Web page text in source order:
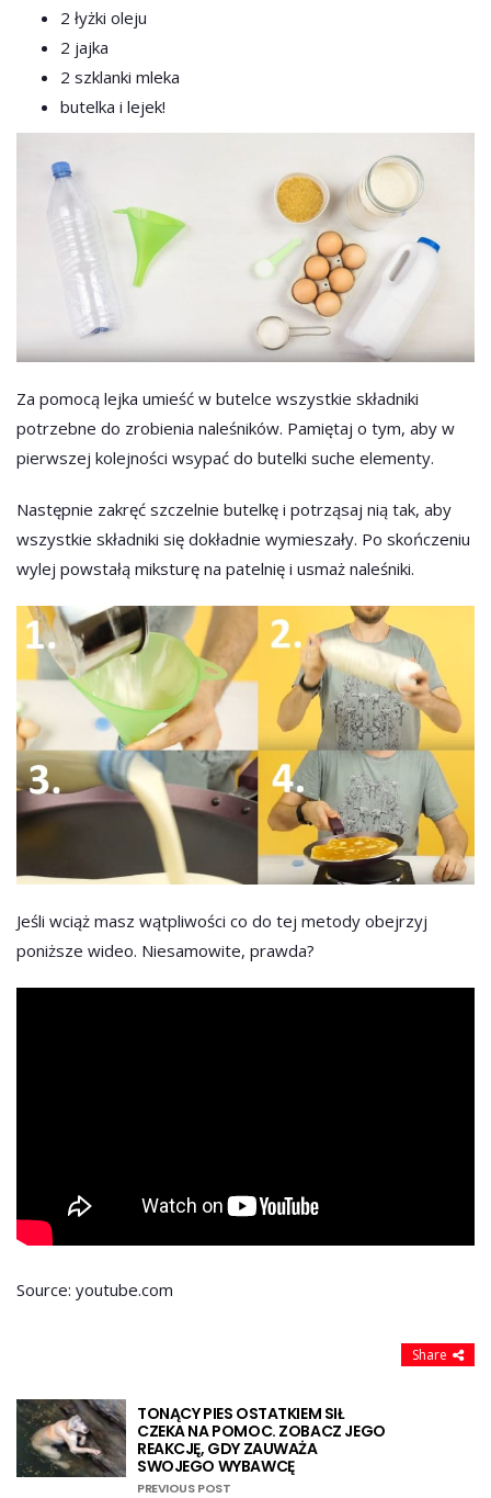
2 łyżki oleju
2 jajka
2 szklanki mleka
butelka i lejek!
Za pomocą lejka umieść w butelce wszystkie składniki
potrzebne do zrobienia naleśników. Pamiętaj o tym, aby w
pierwszej kolejności wsypać do butelki suche elementy.
Następnie zakręć szczelnie butelkę i potrząsaj nią tak, aby
wszystkie składniki się dokładnie wymieszały. Po skończeniu
wylej powstałą miksturę na patelnię i usmaż naleśniki.
Jeśli wciąż masz wątpliwości co do tej metody obejrzyj
poniższe wideo. Niesamowite, prawda?
Source: youtube.com
Share
TONĄCY PIES OSTATKIEM SIŁ
CZEKA NA POMOC. ZOBACZ JEGO
REAKCJĘ, GDY ZAUWAŻA
SWOJEGO WYBAWCĘ
PREVIOUS POST